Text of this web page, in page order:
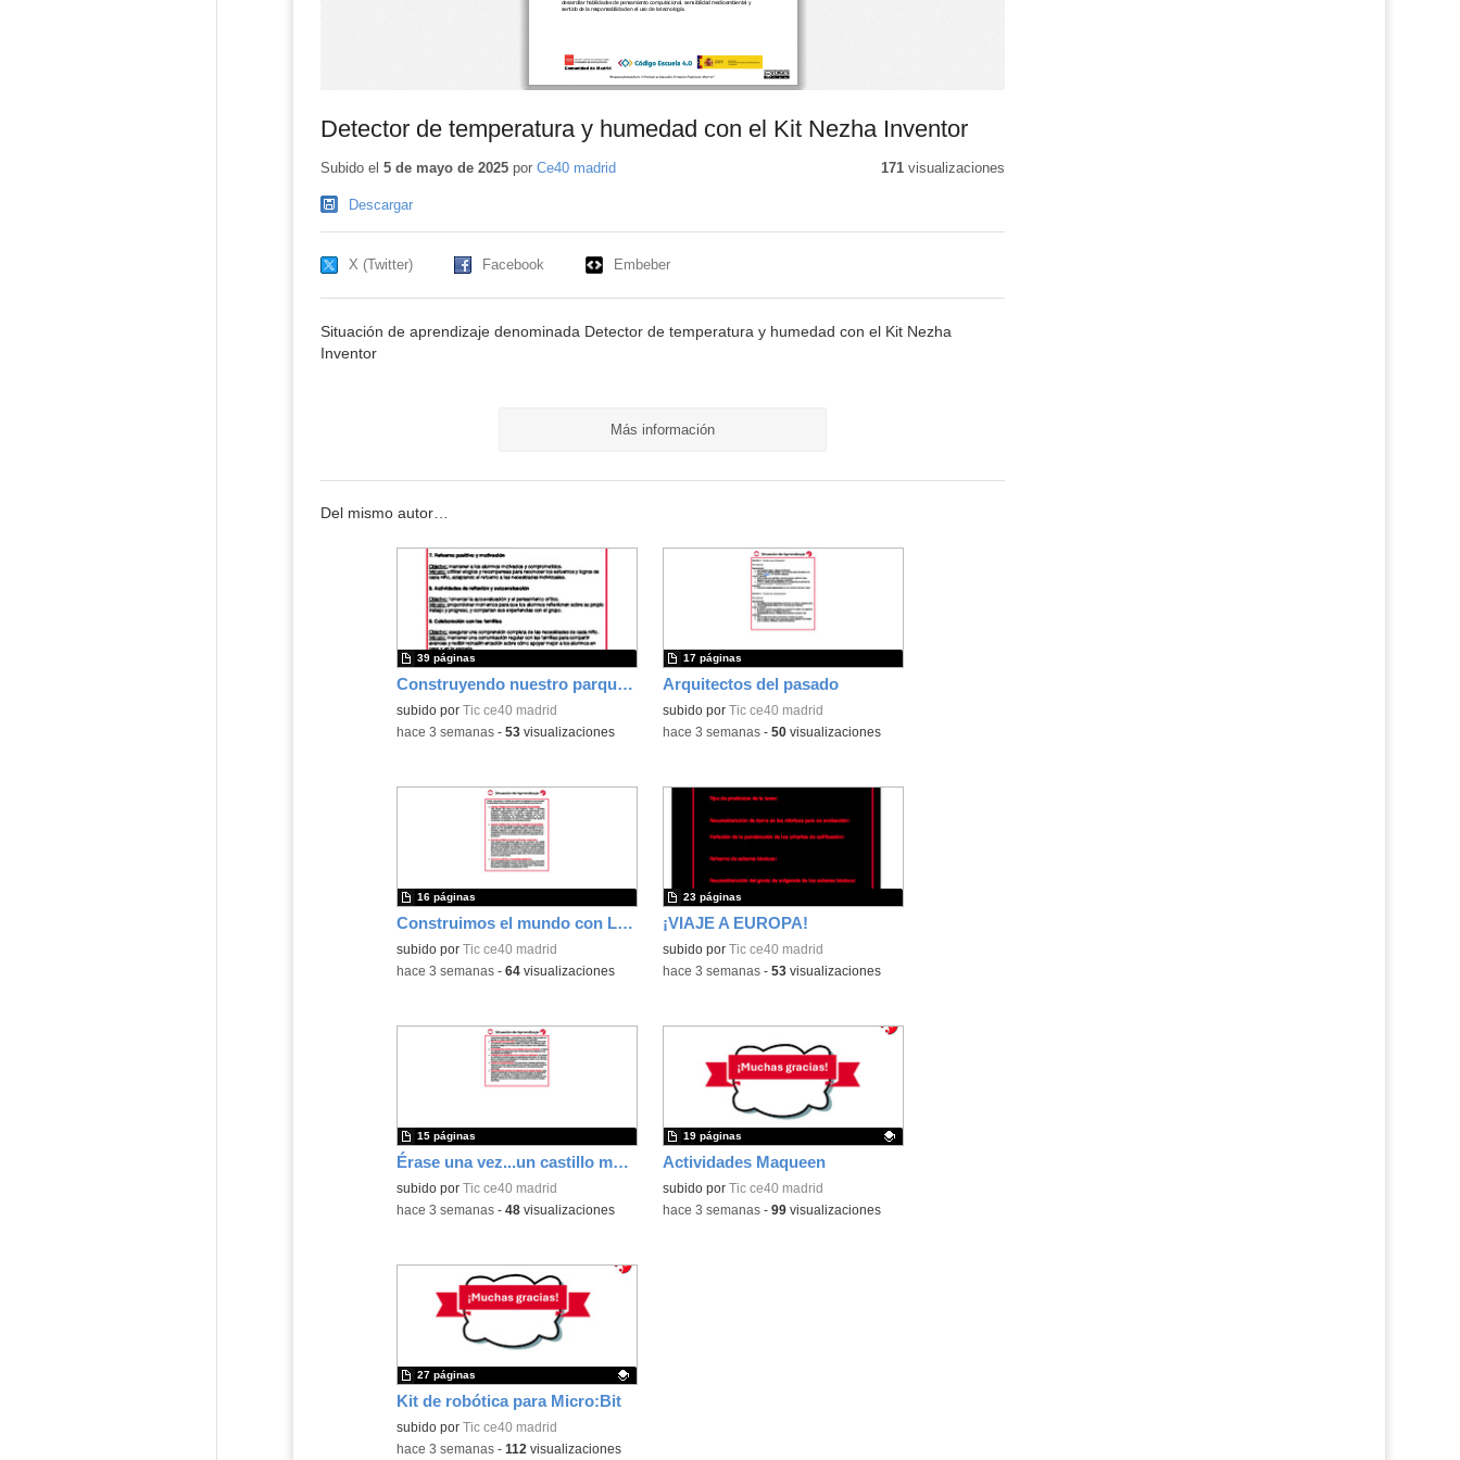
Detector de temperatura y humedad con el Kit Nezha Inventor
Subido el 5 de mayo de 2025por Ce40 madrid 171visualizaciones
Descargar
X (Twitter) Facebook Embeber
Situación de aprendizaje denominada Detector de temperatura y humedad con el Kit Nezha
Inventor
Más información
Del mismo autor…
Construyendo nuestro parque de atracciones
subido por Tic ce40 madrid
39 páginas
-hace 3 semanas- 53visualizaciones
Arquitectos del pasado
subido por Tic ce40 madrid
17 páginas
-hace 3 semanas- 50visualizaciones
Construimos el mundo con LEGO
subido por Tic ce40 madrid
16 páginas
-hace 3 semanas- 64visualizaciones
¡VIAJE A EUROPA!
subido por Tic ce40 madrid
23 páginas
-hace 3 semanas- 53visualizaciones
Érase una vez...un castillo medieval
subido por Tic ce40 madrid
15 páginas
-hace 3 semanas- 48visualizaciones
Actividades Maqueen
Contenido educativo.
subido por Tic ce40 madrid
19 páginas
-hace 3 semanas- 99visualizaciones
Kit de robótica para Micro:Bit
Contenido educativo.
subido por Tic ce40 madrid
27 páginas
-hace 3 semanas- 112 visualizaciones